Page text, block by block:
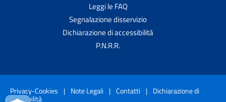
Leggi le FAQ
Segnalazione disservizio
Dichiarazione di accessibilità
P.N.R.R.
Privacy-Cookies | Note Legali | Contatti | Dichiarazione di
accessibilità